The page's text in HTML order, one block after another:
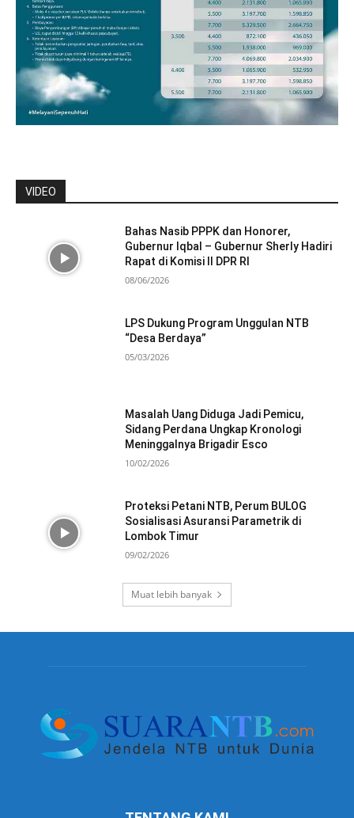
VIDEO
Bahas Nasib PPPK dan Honorer,
Gubernur Iqbal – Gubernur Sherly Hadiri
Rapat di Komisi II DPR RI
08/06/2026
LPS Dukung Program Unggulan NTB
“Desa Berdaya”
05/03/2026
Masalah Uang Diduga Jadi Pemicu,
Sidang Perdana Ungkap Kronologi
Meninggalnya Brigadir Esco
10/02/2026
Proteksi Petani NTB, Perum BULOG
Sosialisasi Asuransi Parametrik di
Lombok Timur
09/02/2026
Muat lebih banyak